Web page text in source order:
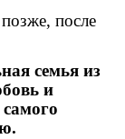
после
семья из
и